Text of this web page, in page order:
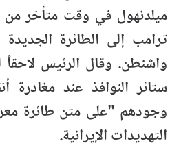
ميلدنهول في وقت متأخر من
ترامب إلى الطائرة
واشنطن. وقال الرئيس لاحقاً
ستائر النوافذ عند مغادرة
وجودهم "على متن طائرة
التهديدات الإيرانية.